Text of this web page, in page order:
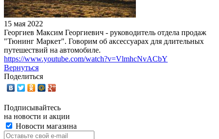
15 мая 2022
Георгиев Максим Георгиевич - руководитель отдела продаж
"Тюнинг Маркет". Говорим об аксессуарах для длительных
путешествий на автомобиле.
https://www.youtube.com/watch?v=VlmhcNvACbY
Вернуться
Поделиться
Подписывайтесь
на новости и акции
Новости магазина